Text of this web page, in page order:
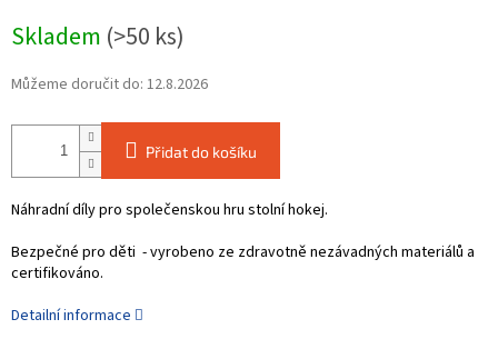
cena:
Skladem (>50 ks)
Můžeme doručit do: 12.8.2026
Přidat do košíku
Náhradní díly pro společenskou hru stolní hokej.
Bezpečné pro děti - vyrobeno ze zdravotně nezávadných materiálů a
certifikováno.
Detailní informace